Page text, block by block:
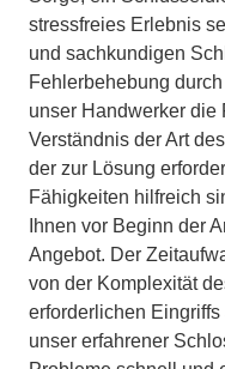
stressfreies Erlebnis
und sachkundigen
Fehlerbehebung
unser Handwerker die
Verständnis der Art
der zur Lösung
Fähigkeiten hilfreich
Ihnen vor Beginn der
Angebot. Der
von der Komplexität
erforderlichen
unser erfahrener